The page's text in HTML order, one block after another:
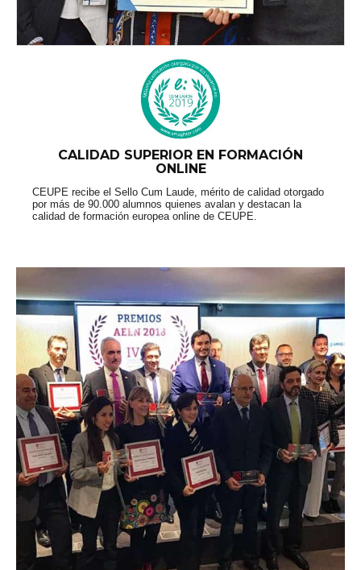
CALIDAD SUPERIOR EN FORMACIÓN
ONLINE
CEUPE recibe el Sello Cum Laude, mérito de calidad otorgado
por más de 90.000 alumnos quienes avalan y destacan la
calidad de formación europea online de CEUPE.